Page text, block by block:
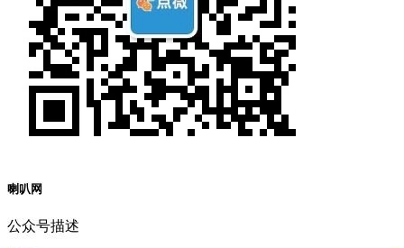
喇叭网
公众号描述